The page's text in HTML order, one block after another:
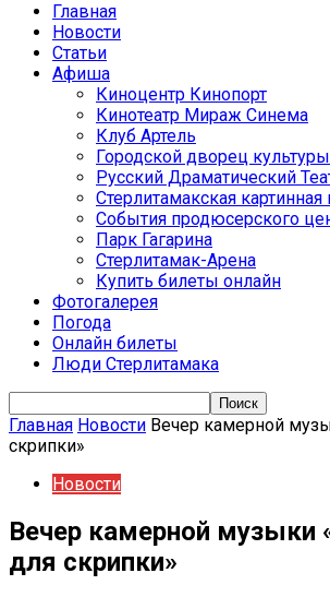
Главная
Новости
Статьи
Афиша
Киноцентр Кинопорт
Кинотеатр Мираж Синема
Клуб Артель
Городской дворец культуры
Русский Драматический
Стерлитамакская картинная
События продюсерского
Парк Гагарина
Стерлитамак-Арена
Купить билеты онлайн
Фотогалерея
Погода
Онлайн билеты
Люди Стерлитамака
Главная Новости Вечер камерной
скрипки»
Новости
Вечер камерной музыки
для скрипки»